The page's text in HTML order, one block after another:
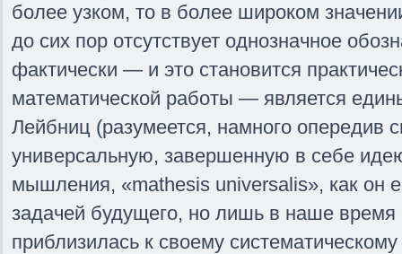
более узком, то в более широком
до сих пор отсутствует однозначное
фактически — и это становится
математической работы — является
Лейбниц (разумеется, намного опередив
универсальную, завершенную в себе
мышления, «mathesis universalis», как он
задачей будущего, но лишь в наше время
приблизилась к своему